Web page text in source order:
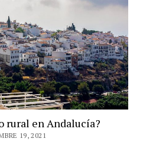
rural en Andalucía?
19, 2021